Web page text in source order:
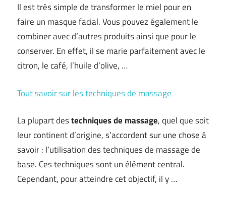
Il est très simple de transformer le miel pour en
faire un masque facial. Vous pouvez également le
combiner avec d’autres produits ainsi que pour le
conserver. En effet, il se marie parfaitement avec le
citron, le café, l’huile d’olive, …
Tout savoir sur les techniques de massage
La plupart destechniques de massage, quel que soit
leur continent d’origine, s’accordent sur une chose à
savoir : l’utilisation des techniques de massage de
base. Ces techniques sont un élément central.
Cependant, pour atteindre cet objectif, il y …